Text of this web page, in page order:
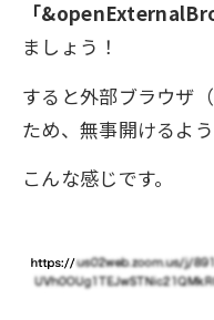
「
ましょう！
すると外部ブラウザ
ため、無事開けるよ
こんな感じです。